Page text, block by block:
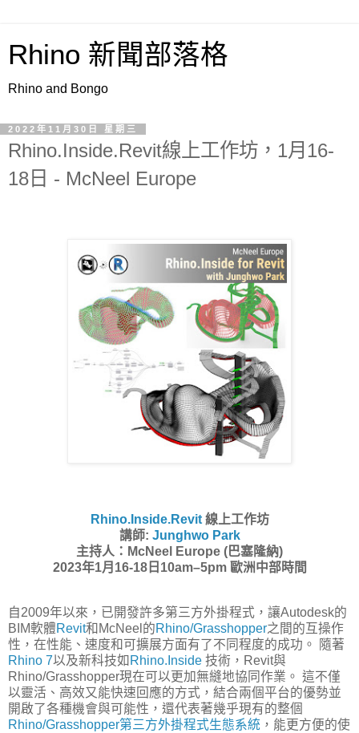
Rhino 新聞部落格
Rhino and Bongo
2022年11月30日 星期三
Rhino.Inside.Revit線上工作坊，1月16-
18日 - McNeel Europe
Rhino.Inside.Revit線上工作坊
講師: Junghwo Park
主持人：McNeel Europe (巴塞隆納)
2023年1月16-18日10am–5pm 歐洲中部時間
自2009年以來，已開發許多第三方外掛程式，讓Autodesk的
BIM軟體Revit和McNeel的Rhino/Grasshopper之間的互操作
性，在性能、速度和可擴展方面有了不同程度的成功。 隨著
Rhino 7以及新科技如 Rhino.Inside 技術，Revit與
Rhino/Grasshopper現在可以更加無縫地協同作業。 這不僅
以靈活、高效又能快速回應的方式，結合兩個平台的優勢並
開啟了各種機會與可能性，還代表著幾乎現有的整個
Rhino/Grasshopper第三方外掛程式生態系統 ，能更方便的使